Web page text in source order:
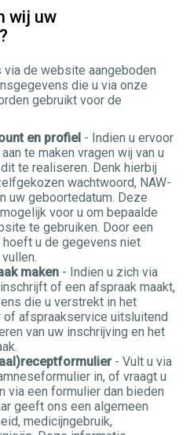
wij uw
de website aangeboden
die u via onze
gebruikt voor de
en profiel - Indien u ervoor
te maken vragen wij van u
te realiseren. Denk hierbij
wachtwoord, NAW-
uw geboortedatum. Deze
voor u om bepaalde
te gebruiken. Door een
hoeft u de gegevens niet
maken - Indien u zich via
of een afspraak maakt,
die u verstrekt in het
afspraakservice uitsluitend
van uw inschrijving en het
- Vult u via
in, of vraagt u
via een formulier dan bieden
geeft ons een algemeen
medicijngebruik,